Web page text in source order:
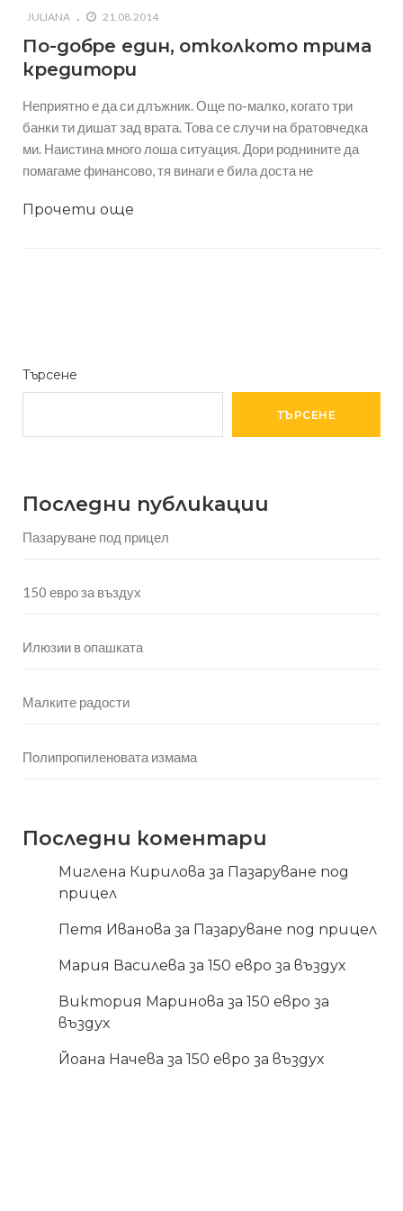
JULIANA 21.08.2014
По-добре един, отколкото трима
кредитори
Неприятно е да си длъжник. Още по-малко, когато три
банки ти дишат зад врата. Това се случи на братовчедка
ми. Наистина много лоша ситуация. Дори роднините да
помагаме финансово, тя винаги е била доста не
Прочети още
Търсене
ТЪРСЕНЕ
Последни публикации
Пазаруване под прицел
150 евро за въздух
Илюзии в опашката
Малките радости
Полипропиленовата измама
Последни коментари
Миглена Кирилова за Пазаруване под
прицел
Петя Иванова за Пазаруване под прицел
Мария Василева за 150 евро за въздух
Виктория Маринова за 150 евро за
въздух
Йоана Начева за 150 евро за въздух